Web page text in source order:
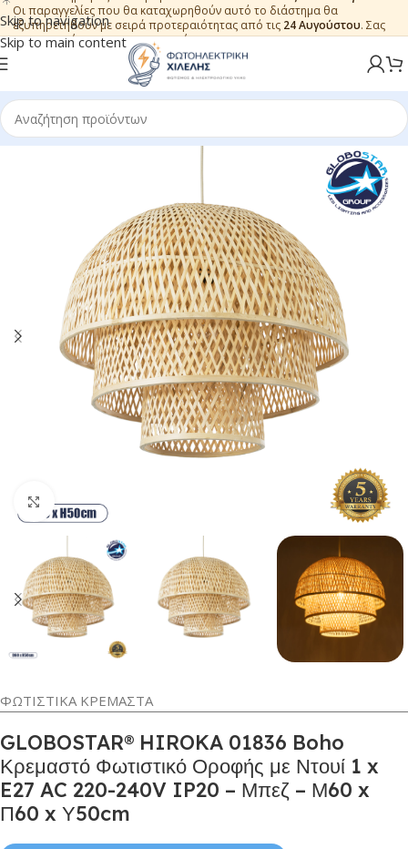
Skip to navigation
Skip to main content
Οι παραγγελίες που θα καταχωρηθούν αυτό το διάστημα θα
εξυπηρετηθούν με σειρά προτεραιότητας από τις 24 Αυγούστου. Σας
ευχαριστούμε για την εμπιστοσύνη.
Κλικ για μεγέθυνση
ΦΩΤΙΣΤΙΚΑ ΚΡΕΜΑΣΤΑ
GLOBOSTAR® HIROKA 01836 Boho
Κρεμαστό Φωτιστικό Οροφής με Ντουί 1 x
E27 AC 220-240V IP20 – Μπεζ – Μ60 x
Π60 x Υ50cm